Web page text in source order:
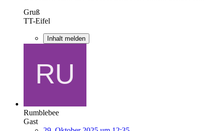
Gruß
TT-Eifel
Inhalt melden
Rumblebee
Gast